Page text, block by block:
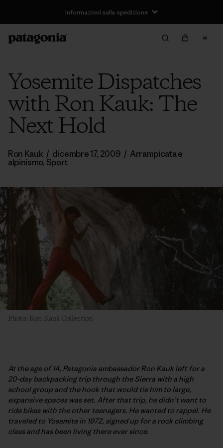
Informazioni sulla spedizione
Yosemite Dispatches
with Ron Kauk: The
Next Hold
Ron Kauk / dicembre 17, 2009 / Arrampicata e
alpinismo, Sport
Photo: Ron Kauk Collection
At the age of 14, Patagonia ambassador Ron Kauk left for a
20-day backpacking trip through the Sierra with a high
school group and the hook that would tie him to large,
expansive spaces was set. After that trip, he didn’t want to
ride bikes with the other teenagers. He wanted to rappel. He
traveled to Yosemite in 1972, signed up for a rock climbing
class and has been living there ever since.